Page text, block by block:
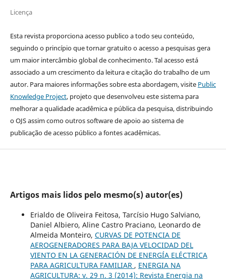
Licença
Esta revista proporciona acesso publico a todo seu conteúdo,
seguindo o princípio que tornar gratuito o acesso a pesquisas gera
um maior intercâmbio global de conhecimento. Tal acesso está
associado a um crescimento da leitura e citação do trabalho de um
autor. Para maiores informações sobre esta abordagem, visite Public
Knowledge Project, projeto que desenvolveu este sistema para
melhorar a qualidade acadêmica e pública da pesquisa, distribuindo
o OJS assim como outros software de apoio ao sistema de
publicação de acesso público a fontes acadêmicas.
Artigos mais lidos pelo mesmo(s) autor(es)
Erialdo de Oliveira Feitosa, Tarcísio Hugo Salviano,
Daniel Albiero, Aline Castro Praciano, Leonardo de
Almeida Monteiro, CURVAS DE POTENCIA DE
AEROGENERADORES PARA BAJA VELOCIDAD DEL
VIENTO EN LA GENERACIÓN DE ENERGÍA ELÉCTRICA
PARA AGRICULTURA FAMILIAR , ENERGIA NA
AGRICULTURA: v. 29 n. 3 (2014): Revista Energia na